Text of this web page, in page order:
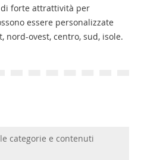
forte attrattività per
essere personalizzate
nord-ovest, centro, sud, isole.
categorie e contenuti